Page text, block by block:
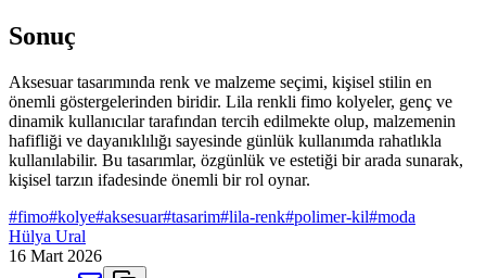
Sonuç
Aksesuar tasarımında renk ve malzeme seçimi, kişisel stilin en
önemli göstergelerinden biridir. Lila renkli fimo kolyeler, genç ve
dinamik kullanıcılar tarafından tercih edilmekte olup, malzemenin
hafifliği ve dayanıklılığı sayesinde günlük kullanımda rahatlıkla
kullanılabilir. Bu tasarımlar, özgünlük ve estetiği bir arada sunarak,
kişisel tarzın ifadesinde önemli bir rol oynar.
#fimo#kolye#aksesuar#tasarim#lila-renk#polimer-kil#moda
Hülya Ural
16 Mart 2026